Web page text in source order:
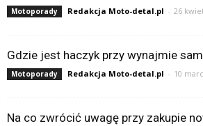
Motoporady Redakcja Moto-detal.pl - 26
Gdzie jest haczyk przy wynajmie
Motoporady Redakcja Moto-detal.pl - 10
Na co zwrócić uwagę przy zakupie